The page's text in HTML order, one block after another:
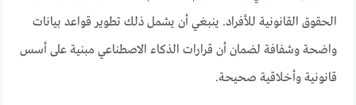
الحقوق القانونية للأفراد. ينبغي أن يشمل ذلك تطوير قواعد بيانات
واضحة وشفافة لضمان أن قرارات الذكاء الاصطناعي مبنية على أسس
قانونية وأخلاقية صحيحة.